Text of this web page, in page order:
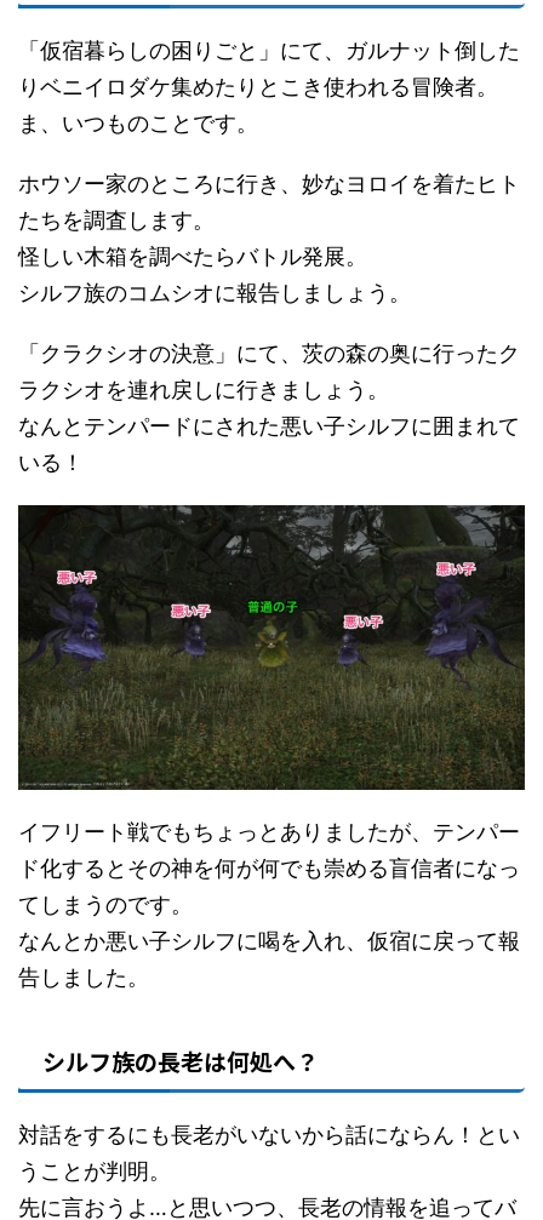
「仮宿暮らしの困りごと」にて、ガルナット倒した
りベニイロダケ集めたりとこき使われる冒険者。
ま、いつものことです。
ホウソー家のところに行き、妙なヨロイを着たヒト
たちを調査します。
怪しい木箱を調べたらバトル発展。
シルフ族のコムシオに報告しましょう。
「クラクシオの決意」にて、茨の森の奥に行ったク
ラクシオを連れ戻しに行きましょう。
なんとテンパードにされた悪い子シルフに囲まれて
いる！
イフリート戦でもちょっとありましたが、テンパー
ド化するとその神を何が何でも崇める盲信者になっ
てしまうのです。
なんとか悪い子シルフに喝を入れ、仮宿に戻って報
告しました。
シルフ族の長老は何処へ？
対話をするにも長老がいないから話にならん！とい
うことが判明。
先に言おうよ…と思いつつ、長老の情報を追ってバ